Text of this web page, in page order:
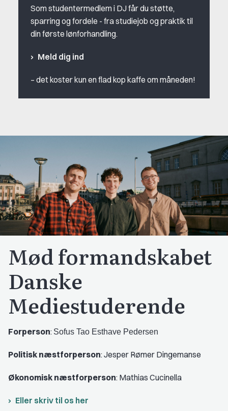
Som studentermedlem i DJ får du støtte,
sparring og fordele - fra studiejob og praktik til
din første lønforhandling.
Meld dig ind
– det koster kun en flad kop kaffe om måneden!
Mød formandskabet
Danske
Mediestuderende
Forperson: Sofus Tao Esthave Pedersen
Politisk næstforperson: Jesper Rømer Dingemanse
Økonomisk næstforperson: Mathias Cucinella
Eller skriv til os her